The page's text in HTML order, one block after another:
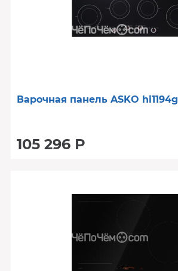
Варочная панель ASKO hi1194g
105 296 Р